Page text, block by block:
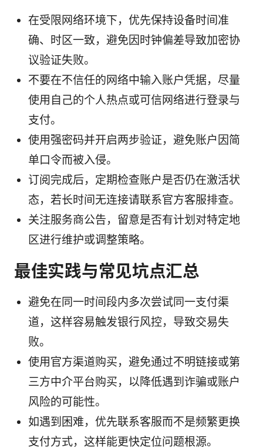
在受限网络环境下，优先保持设备时间准
确、时区一致，避免因时钟偏差导致加密协
议验证失败。
不要在不信任的网络中输入账户凭据，尽量
使用自己的个人热点或可信网络进行登录与
支付。
使用强密码并开启两步验证，避免账户因简
单口令而被入侵。
订阅完成后，定期检查账户是否仍在激活状
态，若长时间无连接请联系官方客服排查。
关注服务商公告，留意是否有计划对特定地
区进行维护或调整策略。
最佳实践与常见坑点汇总
避免在同一时间段内多次尝试同一支付渠
道，这样容易触发银行风控，导致交易失
败。
使用官方渠道购买，避免通过不明链接或第
三方中介平台购买，以降低遇到诈骗或账户
风险的可能性。
如遇到困难，优先联系客服而不是频繁更换
支付方式，这样能更快定位问题根源。